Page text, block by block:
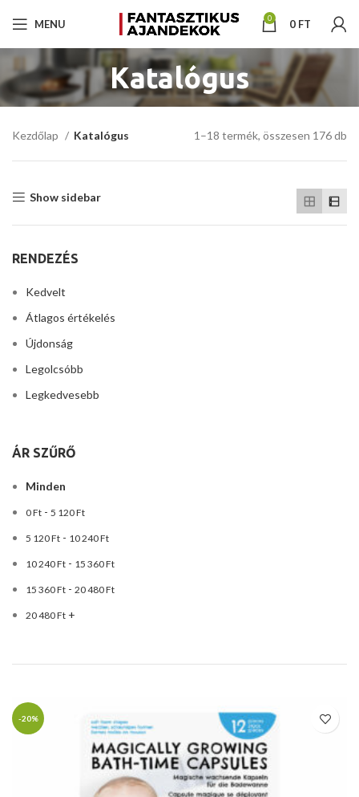
MENU 0 0 FT
Katalógus
Kezdőlap Katalógus 1–18 termék, összesen 176 db
Show sidebar
RENDEZÉS
Kedvelt
Átlagos értékelés
Újdonság
Legolcsóbb
Legkedvesebb
ÁR SZŰRŐ
Minden
0Ft - 5 120Ft
5 120Ft - 10 240Ft
10 240Ft - 15 360Ft
15 360Ft - 20 480Ft
20 480Ft +
-20%